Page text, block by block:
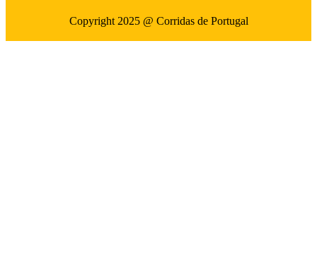
Copyright 2025 @ Corridas de Portugal